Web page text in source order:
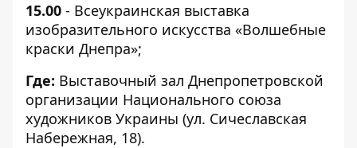
15.00 - Всеукраинская выставка
изобразительного искусства «Волшебные
краски Днепра»;
Где: Выставочный зал Днепропетровской
организации Национального союза
художников Украины (ул. Сичеславская
Набережная, 18).